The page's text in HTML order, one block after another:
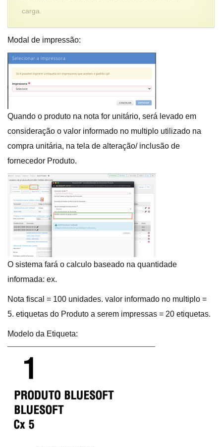
carga.
Modal de impressão:
Quando o produto na nota for unitário, será levado em
consideração o valor informado no multiplo utilizado na
compra unitária, na tela de alteração/ inclusão de
fornecedor Produto.
O sistema fará o calculo baseado na quantidade
informada: ex.
Nota fiscal = 100 unidades. valor informado no multiplo =
5. etiquetas do Produto a serem impressas = 20 etiquetas.
Modelo da Etiqueta: